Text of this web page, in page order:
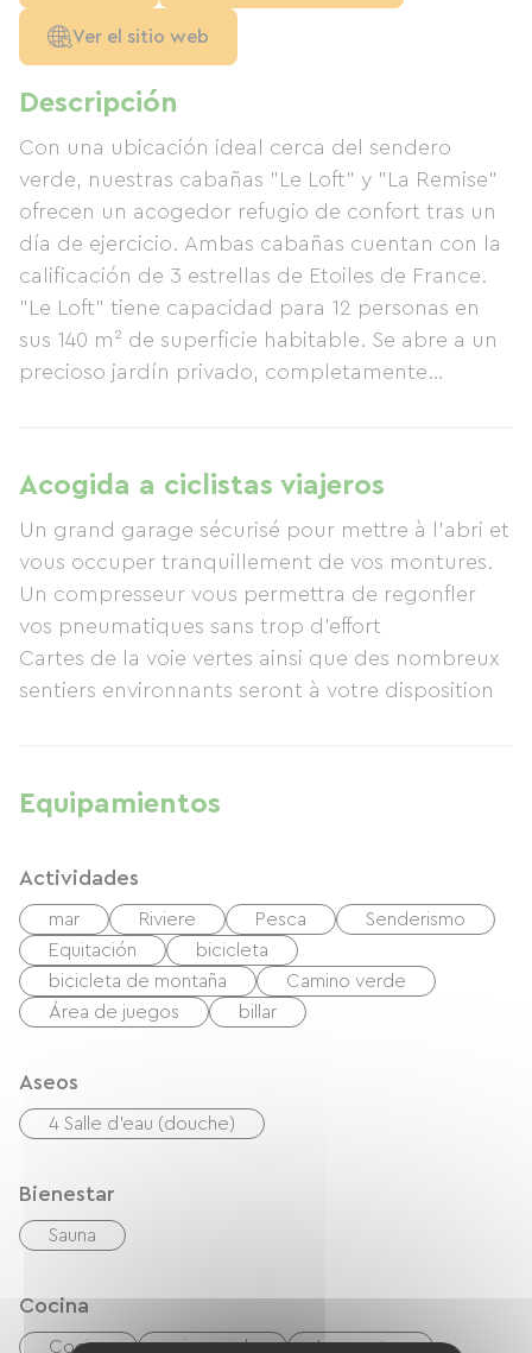
Descripción
Con una ubicación ideal cerca del sendero
verde, nuestras cabañas "Le Loft" y "La Remise"
ofrecen un acogedor refugio de confort tras un
día de ejercicio. Ambas cabañas cuentan con la
calificación de 3 estrellas de Etoiles de France.
"Le Loft" tiene capacidad para 12 personas en
sus 140 m² de superficie habitable. Se abre a un
precioso jardín privado, completamente
interior, encontrará un amplio salón de 80 m²,
una máquina de pinball, futbolín y juegos
infantiles. "La Remise", con sus 90 m² de
superficie habitable, se abre a una hermosa
terraza en la azotea (sin vecinos a la vista),
equipada con muebles de jardín y... ¡una
plancha! ¡Un ambiente verdaderamente
acogedor está garantizado! Y no olvidemos la
hidromasaje, mesa de billar, Smart TV y minibar.
Acogida a ciclistas viajeros
Un grand garage sécurisé pour mettre à l'abri et
vous occuper tranquillement de vos montures.
Un compresseur vous permettra de regonfler
vos pneumatiques sans trop d'effort
Cartes de la voie vertes ainsi que des nombreux
sentiers environnants seront à votre disposition
Equipamientos
Actividades
mar Riviere Pesca
Senderismo
Equitación
bicicleta
bicicleta de montaña
Camino verde
Área de juegos
billar
Aseos
4 Salle d'eau (douche)
Bienestar
Sauna
Cocina
Cocina microonda Las cuatro
Ver el sitio web